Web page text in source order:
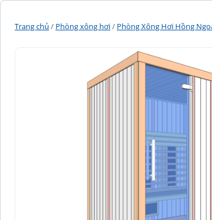
Trang chủ / Phòng xông hơi/ Phòng Xông Hơi Hồng